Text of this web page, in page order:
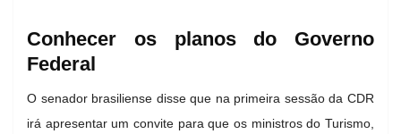
Conhecer os planos do Governo
Federal
O senador brasiliense disse que na primeira sessão da CDR
irá apresentar um convite para que os ministros do Turismo,